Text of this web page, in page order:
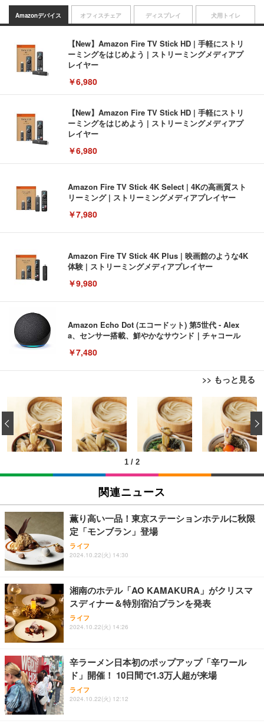
Amazonデバイス
【New】Amazon Fire TV Stick HD | 手軽にストリ
ーミングをはじめよう | ストリーミングメディアプ
レイヤー
￥6,980
【New】Amazon Fire TV Stick HD | 手軽にストリ
ーミングをはじめよう | ストリーミングメディアプ
レイヤー
￥6,980
Amazon Fire TV Stick 4K Select | 4Kの高画質スト
リーミング | ストリーミングメディアプレイヤー
￥7,980
Amazon Fire TV Stick 4K Plus | 映画館のような4K
体験 | ストリーミングメディアプレイヤー
￥9,980
Amazon Echo Dot (エコードット) 第5世代 - Alex
a、センサー搭載、鮮やかなサウンド｜チャコール
￥7,480
>> もっと見る
オフィスチェア
[EdoErgo] オフィスチェア 椅子 テレワーク 疲れな
い 跳ね上げ式アームレスト コンパクト 約105度ロッ
キング pc 事務椅子 360度回転 座面昇降 強化ナイロ
ン樹脂ベース 通気性メッシュ 在宅ワーク H-WY01
(黒網+黒枠+黒足)
￥5,699
SIHOO B100 オフィスチェア／デスクチェア メッシ
ュチェア 人間工学 疲れない ブラック
￥27,999
Sezlife オフィスチェア デスクチェア 疲れない テレ
ワーク チェア 強化バックレスト 30度ロッキング機
能 人間工学 椅子 腰サポート 90度跳ね上げ式アーム
務用 おしゃれ パソコンチェア (ブラック)
Sezlife オフィスチェア デスクチェア 疲れない テレ
ワーク チェア 強化バックレスト 30度ロッキング機
能 人間工学 椅子 腰サポート 90度跳ね上げ式アーム
務用 おしゃれ パソコンチェア (ホワイト)
ANDWINT オフィスチェア デスクチェア 肘なし メ
ッシュ 通気性 ランバーサポート付き 腰サポート ガ
ス圧無段階昇降 360度回転 キャスター付き コンパク
ディスプレイ
EIZO ビジネス向けプレミアムモニター | FlexScan
EV3240X-WT | 31.5型4K UHD・USB Type-C・ホワ
￥105,595
EIZO ビジネス向けプレミアムモニター | FlexScan
【純正品】27"ゲーミングモニター DualSense 充電
フック付き（CFI-ZDM1J）
【整備済み品】Dell E2724HS 27インチ 液晶モニタ
ー フルHD（1920×1080）VA 非光沢 HDMI/DisplayP
ort/VGA スピーカー内蔵 高さ調整 スイベル VESA対
【MiniLED/24.5inch/280Hz/FHD】GRAPHT THE S
HOOTER Gaming Monitor 24” Essential ゲーミン
グモニター QD 24.5インチ 1ms FHD 量子ドット 残
犬用トイレ
Amazonベーシック ペットシーツ 薄型 レギュラー 1
回使い捨て 無香料 ホワイト 300枚
￥3,373
Amazonベーシック ペットシーツ 厚型 ワイド 42枚
x2袋(84枚) ホワイト(吸収面:ライトブルー)
￥3,234
ネオ・ルーライフ ネオ・オムツ L 中型犬用 26枚入
り 単品
Smart Basic(スマートベーシック) 【Amazon.co.jp
限定】 Smart Basic アイリスオーヤマ ペットシーツ
超厚型 お徳用 ワイド 100枚入 (x 1) (ケース販売)
アイリスオーヤマ ペットシーツ 超厚型 お徳用 レギ
ュラー 200枚入【Amazon.co.jp限定】
1 / 2
‹
関連ニュース
薫り高い一品！東京ステーションホテルに秋限
定「モンブラン」登場
ライフ
2024.10.22(火) 14:30
湘南のホテル「AO KAMAKURA」がクリスマ
スディナー＆特別宿泊プランを発表
ライフ
2024.10.22(火) 14:26
辛ラーメン日本初のポップアップ「辛ワール
ド」開催！ 10日間で1.3万人超が来場
ライフ
2024.10.22(火) 12:12